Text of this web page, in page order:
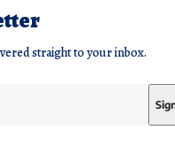
straight to your inbox.